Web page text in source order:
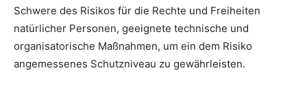
Schwere des Risikos für die Rechte und Freiheiten
natürlicher Personen, geeignete technische und
organisatorische Maßnahmen, um ein dem Risiko
angemessenes Schutzniveau zu gewährleisten.